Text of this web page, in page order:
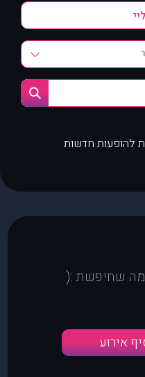
להופעות חדשות
מה שחיפשת :(
אירוע